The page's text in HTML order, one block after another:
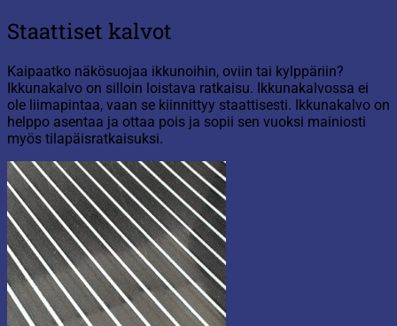
Staattiset kalvot
Kaipaatko näkösuojaa ikkunoihin, oviin tai kylppäriin?
Ikkunakalvo on silloin loistava ratkaisu. Ikkunakalvossa ei
ole liimapintaa, vaan se kiinnittyy staattisesti. Ikkunakalvo on
helppo asentaa ja ottaa pois ja sopii sen vuoksi mainiosti
myös tilapäisratkaisuksi.